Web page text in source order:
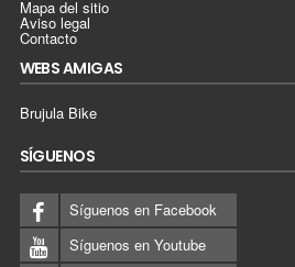
Mapa del sitio
Aviso legal
Contacto
WEBS AMIGAS
Brujula Bike
SÍGUENOS
Síguenos en Facebook
Síguenos en Youtube